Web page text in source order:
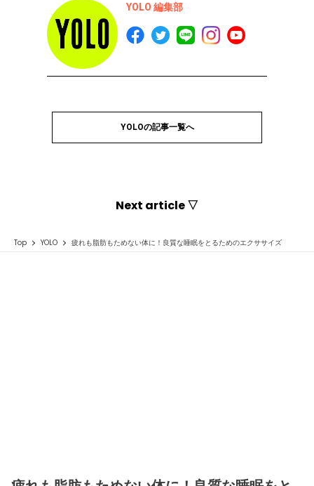
YOLO 編集部
YOLOの記事一覧へ
Next article ▽
Top YOLO 疲れも脂肪もためない体に！良質な睡眠をとるためのエクササイズ